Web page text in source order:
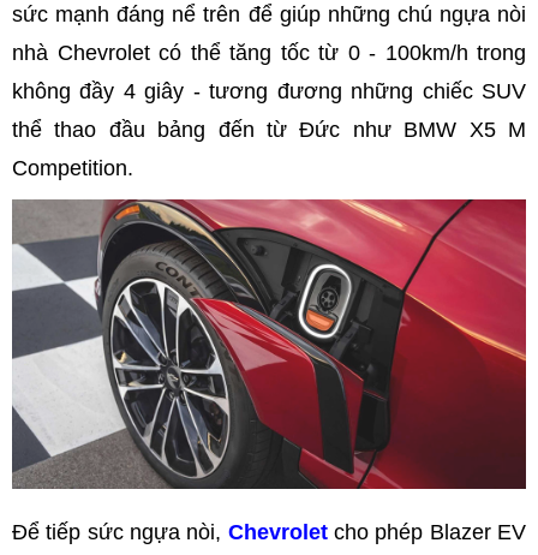
sức mạnh đáng nể trên để giúp những chú ngựa nòi
nhà Chevrolet có thể tăng tốc từ 0 - 100km/h trong
không đầy 4 giây - tương đương những chiếc SUV
thể thao đầu bảng đến từ Đức như BMW X5 M
Competition.
Để tiếp sức ngựa nòi, Chevroletcho phép Blazer EV